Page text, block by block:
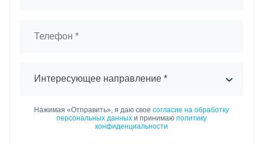
Интересующее направление *
Нажимая «Отправить», я даю свое согласие на обработку
персональных данных и принимаю политику
конфиденциальности